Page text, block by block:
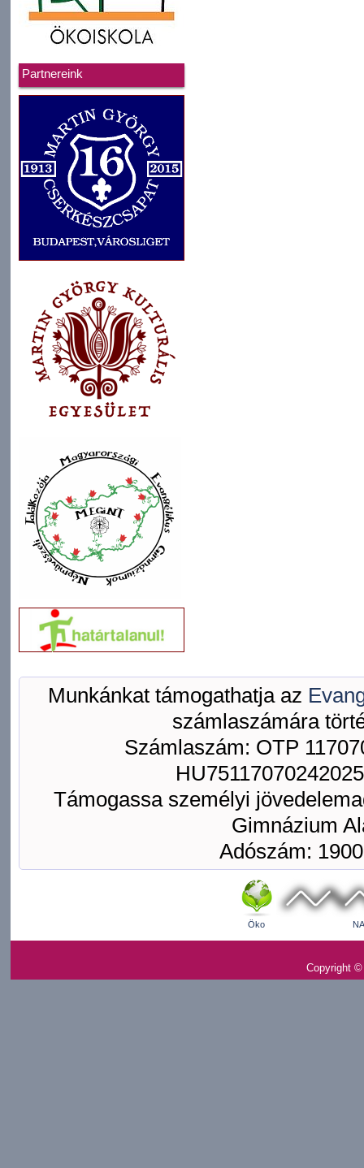
Partnereink
Munkánkat támogathatja az
számlaszámára
Számlaszám: OTP
Támogassa személyi
Gimnázium
Adószám:
Öko
Copyright